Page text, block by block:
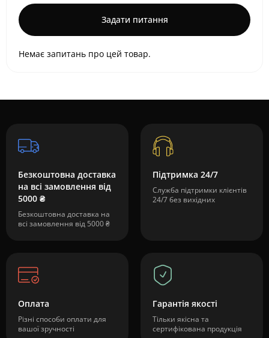
Задати питання
Немає запитань про цей товар.
Безкоштовна доставка
на всі замовлення від
5000 ₴
Безкоштовна доставка на
всі замовлення від 5000 ₴
Підтримка 24/7
Служба підтримки клієнтів
24/7 без вихідних
Оплата
Різні способи оплати для
вашої зручності
Гарантія якості
Тільки якісна та
сертифікована продукція